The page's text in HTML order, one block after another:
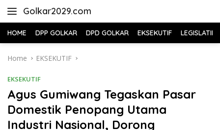
Golkar2029.com
HOME DPP GOLKAR DPD GOLKAR EKSEKUTIF LEGISLATIF
Home EKSEKUTIF
EKSEKUTIF
Agus Gumiwang Tegaskan Pasar
Domestik Penopang Utama
Industri Nasional, Dorong